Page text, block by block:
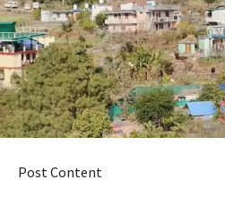
Post Content